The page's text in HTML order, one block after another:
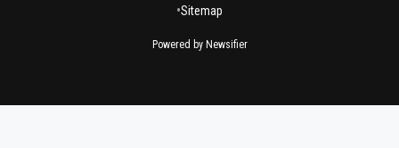
•Sitemap
Powered by Newsifier